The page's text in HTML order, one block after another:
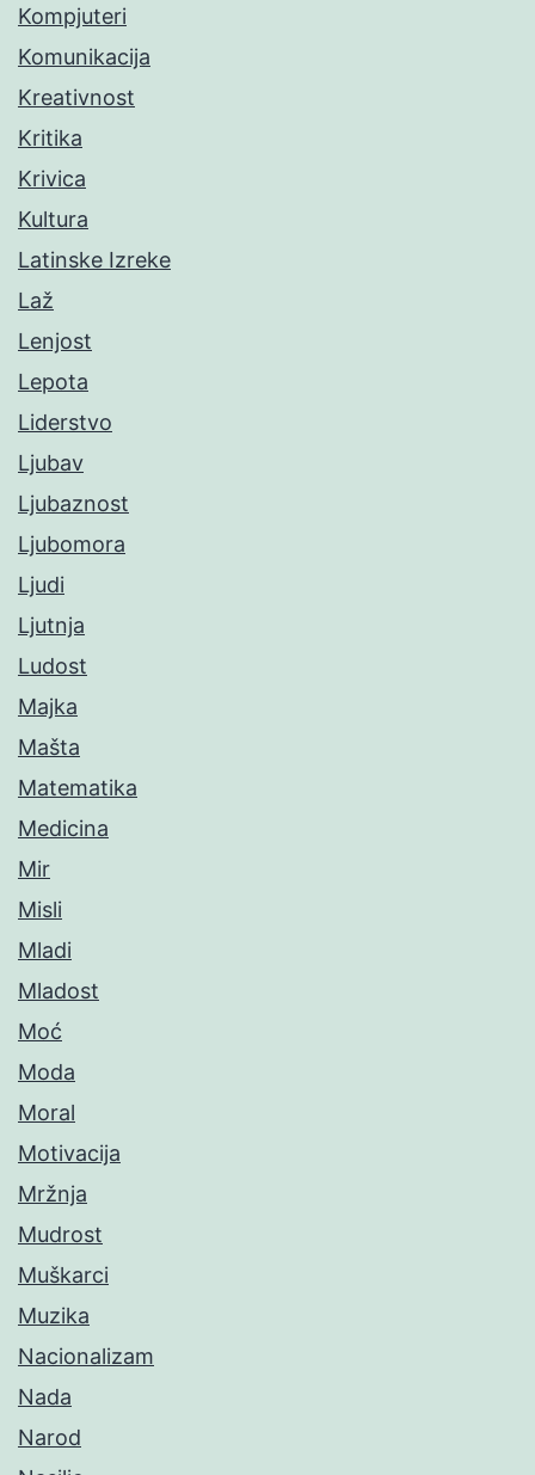
Kompjuteri
Komunikacija
Kreativnost
Kritika
Krivica
Kultura
Latinske Izreke
Laž
Lenjost
Lepota
Liderstvo
Ljubav
Ljubaznost
Ljubomora
Ljudi
Ljutnja
Ludost
Majka
Mašta
Matematika
Medicina
Mir
Misli
Mladi
Mladost
Moć
Moda
Moral
Motivacija
Mržnja
Mudrost
Muškarci
Muzika
Nacionalizam
Nada
Narod